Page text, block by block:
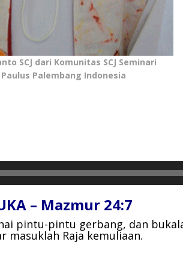
SCJ dari Komunitas SCJ Seminari
Palembang Indonesia
– Mazmur 24:7
pintu-pintu gerbang, dan
masuklah Raja kemuliaan.